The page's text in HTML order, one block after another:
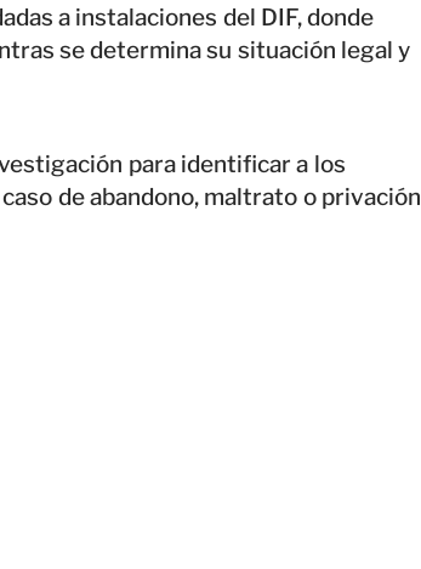
a instalaciones del DIF, donde
se determina su situación legal y
para identificar a los
de abandono, maltrato o privación